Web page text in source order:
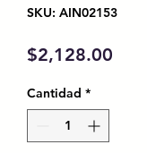
SKU: AIN02153
$2,128.00
Cantidad *